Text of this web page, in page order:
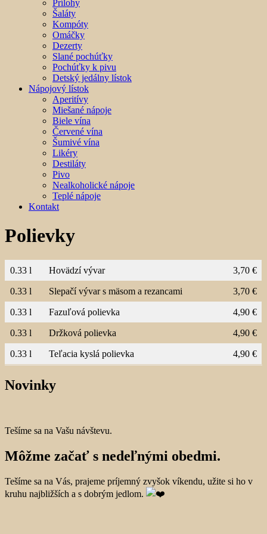
Prílohy
Šaláty
Kompóty
Omáčky
Dezerty
Slané pochúťky
Pochúťky k pivu
Detský jedálny lístok
Nápojový lístok
Aperitívy
Miešané nápoje
Biele vína
Červené vína
Šumivé vína
Likéry
Destiláty
Pivo
Nealkoholické nápoje
Teplé nápoje
Kontakt
Polievky
0.33 l Hovädzí vývar 3,70 €
0.33 l Slepačí vývar s mäsom a rezancami 3,70 €
0.33 l Fazuľová polievka 4,90 €
0.33 l Držková polievka 4,90 €
0.33 l Teľacia kyslá polievka 4,90 €
Novinky
Tešíme sa na Vašu návštevu.
Môžme začať s nedeľnými obedmi.
Tešíme sa na Vás, prajeme príjemný zvyšok víkendu, užite si ho v
kruhu najbližších a s dobrým jedlom.